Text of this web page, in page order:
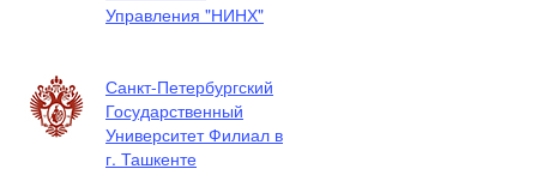
Управления "НИНХ"
Санкт-Петербургский
Государственный
Университет Филиал в
г. Ташкенте